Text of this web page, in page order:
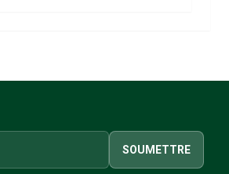
SOUMETTRE